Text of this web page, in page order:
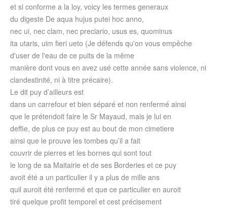
et si conforme a la loy, voicy les termes generaux
du digeste De aqua hujus putei hoc anno,
nec ui, nec clam, nec preciario, usus es, quominus
ita utaris, uim fieri ueto (Je défends qu'on vous empêche
d'user de l'eau de ce puits de la même
manière dont vous en avez usé cette année sans violence, ni
clandestinité, ni à titre précaire).
Le dit puy d’ailleurs est
dans un carrefour et bien séparé et non renfermé ainsi
que le prétendoit faire le Sr Mayaud, mais je lui en
deffie, de plus ce puy est au bout de mon cimetiere
ainsi que le prouve les tombes qu’il a fait
couvrir de pierres et les bornes qui sont tout
le long de sa Maitairie et de ses Borderies et ce puy
avoit été a un particulier il y a plus de mille ans
quil auroit été renfermé et que ce particulier en auroit
tiré quelque profit temporel et cest précisement